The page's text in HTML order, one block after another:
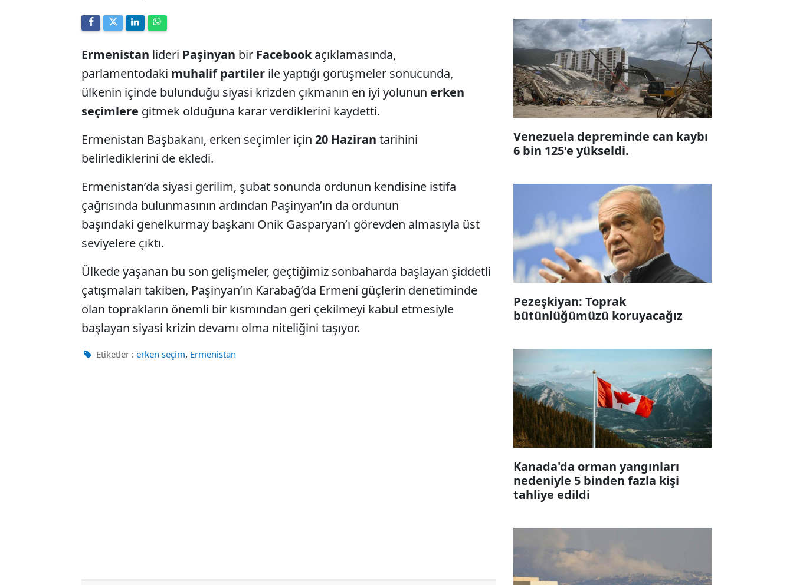
Ermenistan lideri Paşinyan bir Facebookaçıklamasında,
parlamentodaki muhalif partiler ile yaptığı görüşmeler sonucunda,
ülkenin içinde bulunduğu siyasi krizden çıkmanın en iyi yolunun erken
seçimlere gitmek olduğuna karar verdiklerini kaydetti.
Ermenistan Başbakanı, erken seçimler için 20 Haziran tarihini
belirlediklerini de ekledi.
Ermenistan’da siyasi gerilim, şubat sonunda ordunun kendisine istifa
çağrısında bulunmasının ardından Paşinyan’ın da ordunun
başındaki genelkurmay başkanı Onik Gasparyan’ı görevden almasıyla üst
seviyelere çıktı.
Ülkede yaşanan bu son gelişmeler, geçtiğimiz sonbaharda başlayan şiddetli
çatışmaları takiben, Paşinyan’ın Karabağ’da Ermeni güçlerin denetiminde
olan toprakların önemli bir kısmından geri çekilmeyi kabul etmesiyle
başlayan siyasi krizin devamı olma niteliğini taşıyor.
Etiketler : erken seçim, Ermenistan
Venezuela depreminde can kaybı
6 bin 125'e yükseldi.
Pezeşkiyan: Toprak
bütünlüğümüzü koruyacağız
Kanada'da orman yangınları
nedeniyle 5 binden fazla kişi
tahliye edildi